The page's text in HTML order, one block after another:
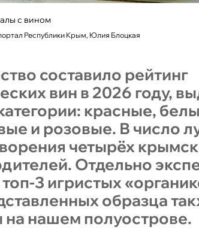
с вином
Республики Крым, Юлия Блоцкая
составило рейтинг
вин в 2026 году,
красные,
и розовые. В число
четырёх
Отдельно
3 игристых
образца
на нашем полуострове.